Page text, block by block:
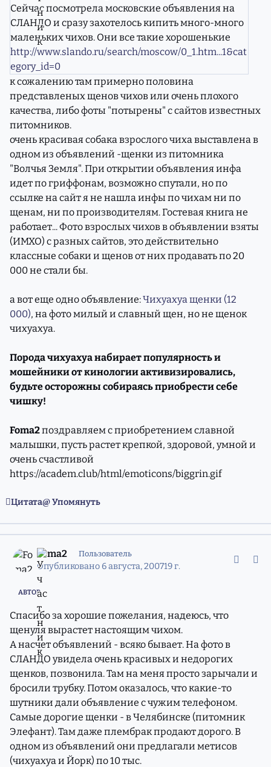
Сейчас посмотрела московские объявления на
СЛАНДО и сразу захотелось кипить много-много
маленьких чихов. Они все такие хорошенькие
http://www.slando.ru/search/moscow/0_1.htm...1&cat
egory_id=0
к сожалению там примерно половина
представленых щенов чихов или очень плохого
качества, либо фоты "потырены" с сайтов известных
питомников.
очень красивая собака взрослого чиха выставлена в
одном из объявлений -щенки из питомника
"Волчья Земля". При открытии объявления инфа
идет по гриффонам, возможно спутали, но по
ссылке на сайт я не нашла инфы по чихам ни по
щенам, ни по производителям. Гостевая книга не
работает... Фото взрослых чихов в объявлении взяты
(ИМХО) с разных сайтов, это действительно
классные собаки и щенов от них продавать по 20
000 не стали бы.
а вот еще одно объявление:Чихуахуа щенки (12
000), на фото милый и славный щен, но не щенок
чихуахуа.
Порода чихуахуа набирает популярность и
мошейники от кинологии активизировались,
будьте осторожны собираясь приобрести себе
чишку!
Foma2поздравляем с приобретением славной
малышки, пусть растет крепкой, здоровой, умной и
очень счастливой
https://academ.club/html/emoticons/biggrin.gif
Цитата Упомянуть
Foma2 Пользователь
Опубликовано 6 августа, 200719 г.
АВТОР
Спасибо за хорошие пожелания, надеюсь, что
щенуля вырастет настоящим чихом.
А насчет объявлений - всяко бывает. На фото в
СЛАНДО увидела очень красивых и недорогих
щенков, позвонила. Там на меня просто зарычали и
бросили трубку. Потом оказалось, что какие-то
шутники дали объявление с чужим телефоном.
Самые дорогие щенки - в Челябинске (питомник
Элефант). Там даже плембрак продают дорого. В
одном из объявлений они предлагали метисов
(чихуахуа и Йорк) по 10 тыс.